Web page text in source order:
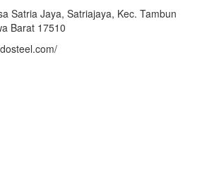
Satria Jaya, Satriajaya, Kec. Tambun
Barat 17510